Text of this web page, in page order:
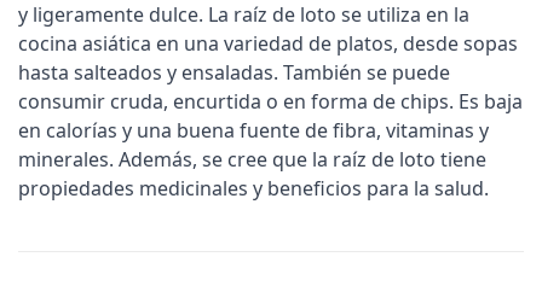
y ligeramente dulce. La raíz de loto se utiliza en la
cocina asiática en una variedad de platos, desde sopas
hasta salteados y ensaladas. También se puede
consumir cruda, encurtida o en forma de chips. Es baja
en calorías y una buena fuente de fibra, vitaminas y
minerales. Además, se cree que la raíz de loto tiene
propiedades medicinales y beneficios para la salud.